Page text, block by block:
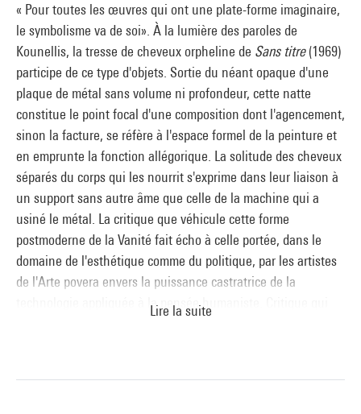
« Pour toutes les œuvres qui ont une plate-forme imaginaire,
le symbolisme va de soi». À la lumière des paroles de
Kounellis, la tresse de cheveux orpheline de Sans titre(1969)
participe de ce type d'objets. Sortie du néant opaque d'une
plaque de métal sans volume ni profondeur, cette natte
constitue le point focal d'une composition dont l'agencement,
sinon la facture, se réfère à l'espace formel de la peinture et
en emprunte la fonction allégorique. La solitude des che­veux
séparés du corps qui les nourrit s'exprime dans leur liaison à
un support sans autre âme que celle de la machine qui a
usiné le métal. La critique que véhicule cette forme
postmoderne de la Vanité fait écho à celle portée, dans le
domaine de l'esthétique comme du politique, par les artistes
de l'Arte povera envers la puissance castratrice de la
technologie appliquée à la pensée humaniste. Critique qui
Lire la suite